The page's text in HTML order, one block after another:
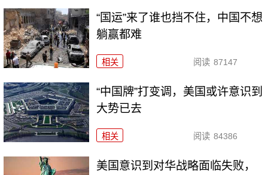
“国运”来了谁也挡不住，中国不想
躺赢都难
相关 阅读 87147
“中国牌”打变调，美国或许意识到
大势已去
相关 阅读 84386
美国意识到对华战略面临失败，